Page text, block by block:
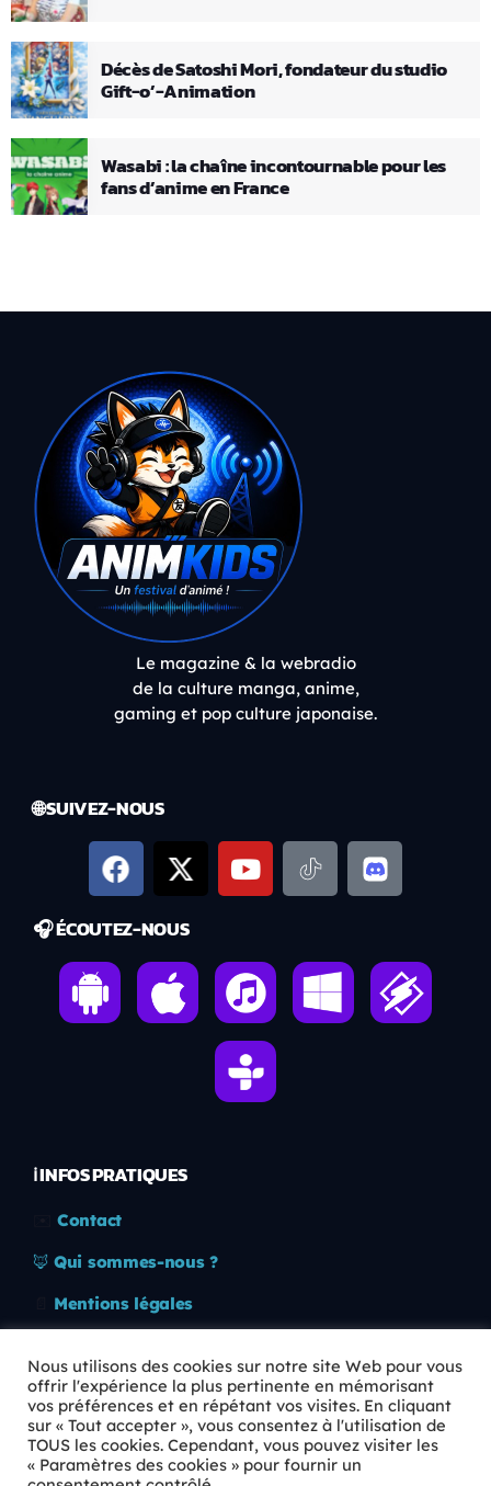
Décès de Satoshi Mori, fondateur du studio
Gift-o’-Animation
Wasabi : la chaîne incontournable pour les
fans d’anime en France
Le magazine & la webradio
de la culture manga, anime,
gaming et pop culture japonaise.
🌐 SUIVEZ-NOUS
🎧 ÉCOUTEZ-NOUS
ℹ️ INFOS PRATIQUES
Contact
🦊 Qui sommes-nous ?
Mentions légales
🛡️ RGPD
Copyright © 2026 Animkids. Tous droits réservés.
Nous utilisons des cookies sur notre site Web pour vous
offrir l'expérience la plus pertinente en mémorisant
vos préférences et en répétant vos visites. En cliquant
sur « Tout accepter », vous consentez à l'utilisation de
TOUS les cookies. Cependant, vous pouvez visiter les
« Paramètres des cookies » pour fournir un